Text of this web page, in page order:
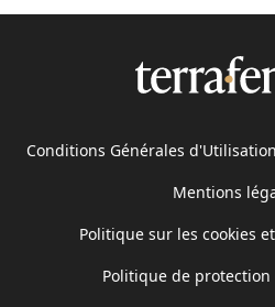
Conditions Générales d'Utilisation
Mentions
Politique sur les cookies
Politique de protection